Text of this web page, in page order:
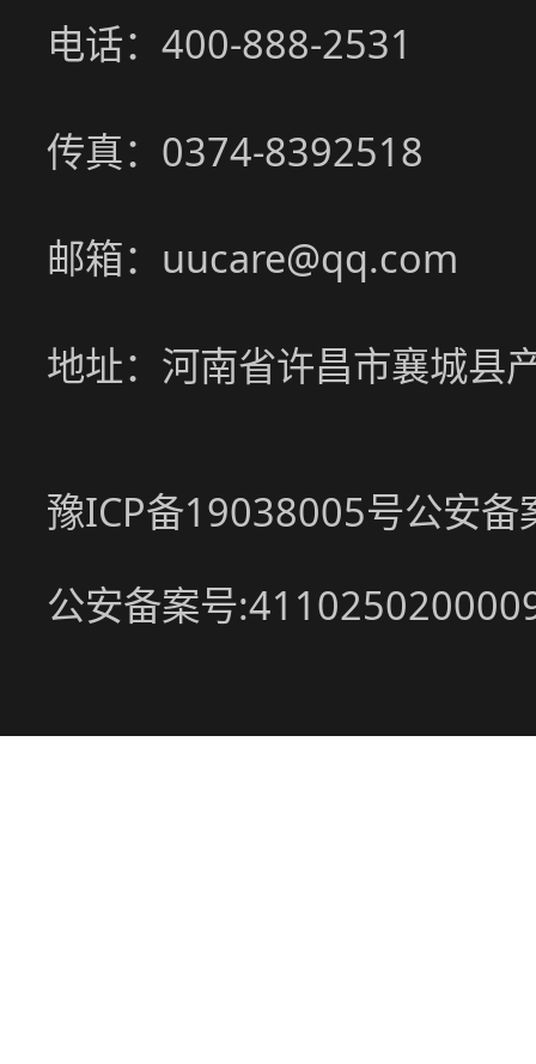
电话：400-888-2531
传真：0374-8392518
邮箱：uucare@qq.com
地址：河南省许昌市襄城县
豫ICP备19038005号公安
公安备案号